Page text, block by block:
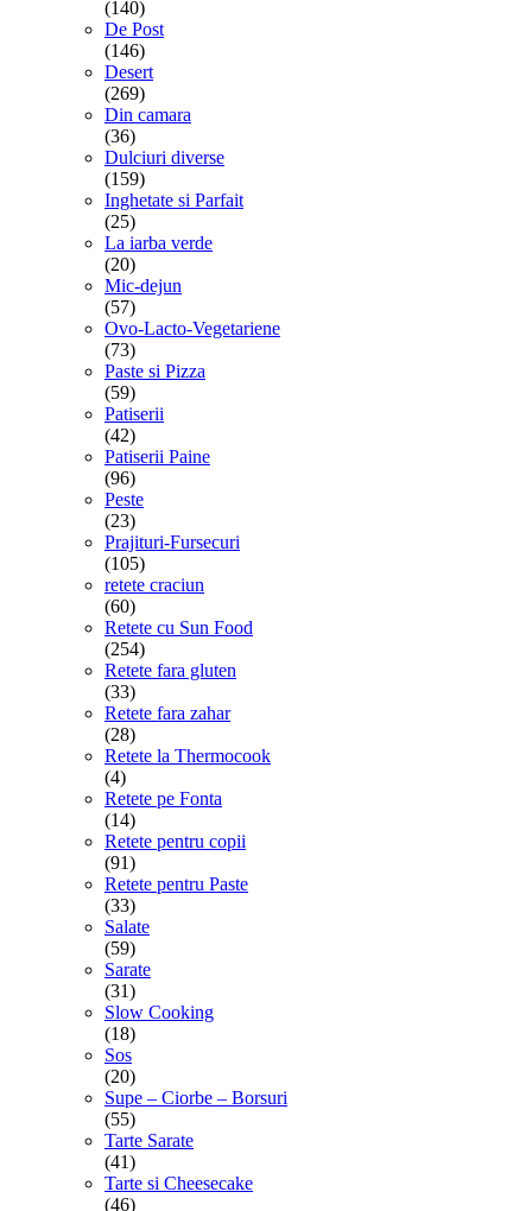
(140)
De Post
(146)
Desert
(269)
Din camara
(36)
Dulciuri diverse
(159)
Inghetate si Parfait
(25)
La iarba verde
(20)
Mic-dejun
(57)
Ovo-Lacto-Vegetariene
(73)
Paste si Pizza
(59)
Patiserii
(42)
Patiserii Paine
(96)
Peste
(23)
Prajituri-Fursecuri
(105)
retete craciun
(60)
Retete cu Sun Food
(254)
Retete fara gluten
(33)
Retete fara zahar
(28)
Retete la Thermocook
(4)
Retete pe Fonta
(14)
Retete pentru copii
(91)
Retete pentru Paste
(33)
Salate
(59)
Sarate
(31)
Slow Cooking
(18)
Sos
(20)
Supe – Ciorbe – Borsuri
(55)
Tarte Sarate
(41)
Tarte si Cheesecake
(46)